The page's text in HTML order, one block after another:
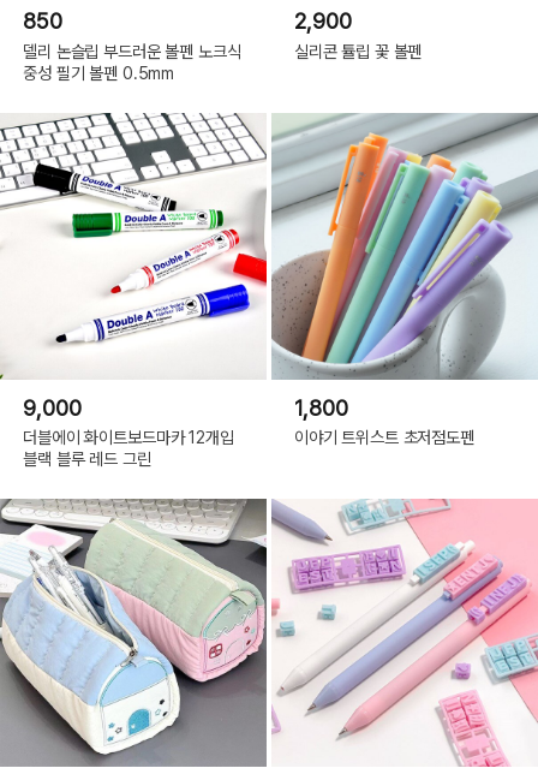
850
델리 논슬립 부드러운 볼펜 노크식
중성 필기 볼펜 0.5mm
2,900
실리콘 튤립 꽃 볼펜
9,000
더블에이 화이트보드마카 12개입
블랙 블루 레드 그린
1,800
이야기 트위스트 초저점도펜